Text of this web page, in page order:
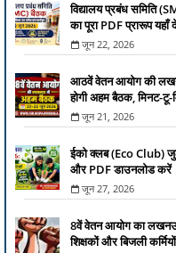
विद्यालय प्रबंध समिति
का पूरा PDF प्रारूप यहाँ
जून 22, 2026
आठवें वेतन आयोग की
होगी अहम बैठक, मिनट-टू-
जून 21, 2026
ईको क्लब (Eco Club)
और PDF डाउनलोड करें
जून 27, 2026
8वें वेतन आयोग का लखनऊ
शिक्षकों और बिजली